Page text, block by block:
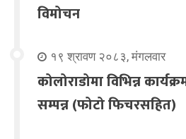
विमोचन
१९ श्रावण २०८३, मंगलवार
कोलोराडोमा विभिन्न
सम्पन्न (फोटो फिचरसहित)